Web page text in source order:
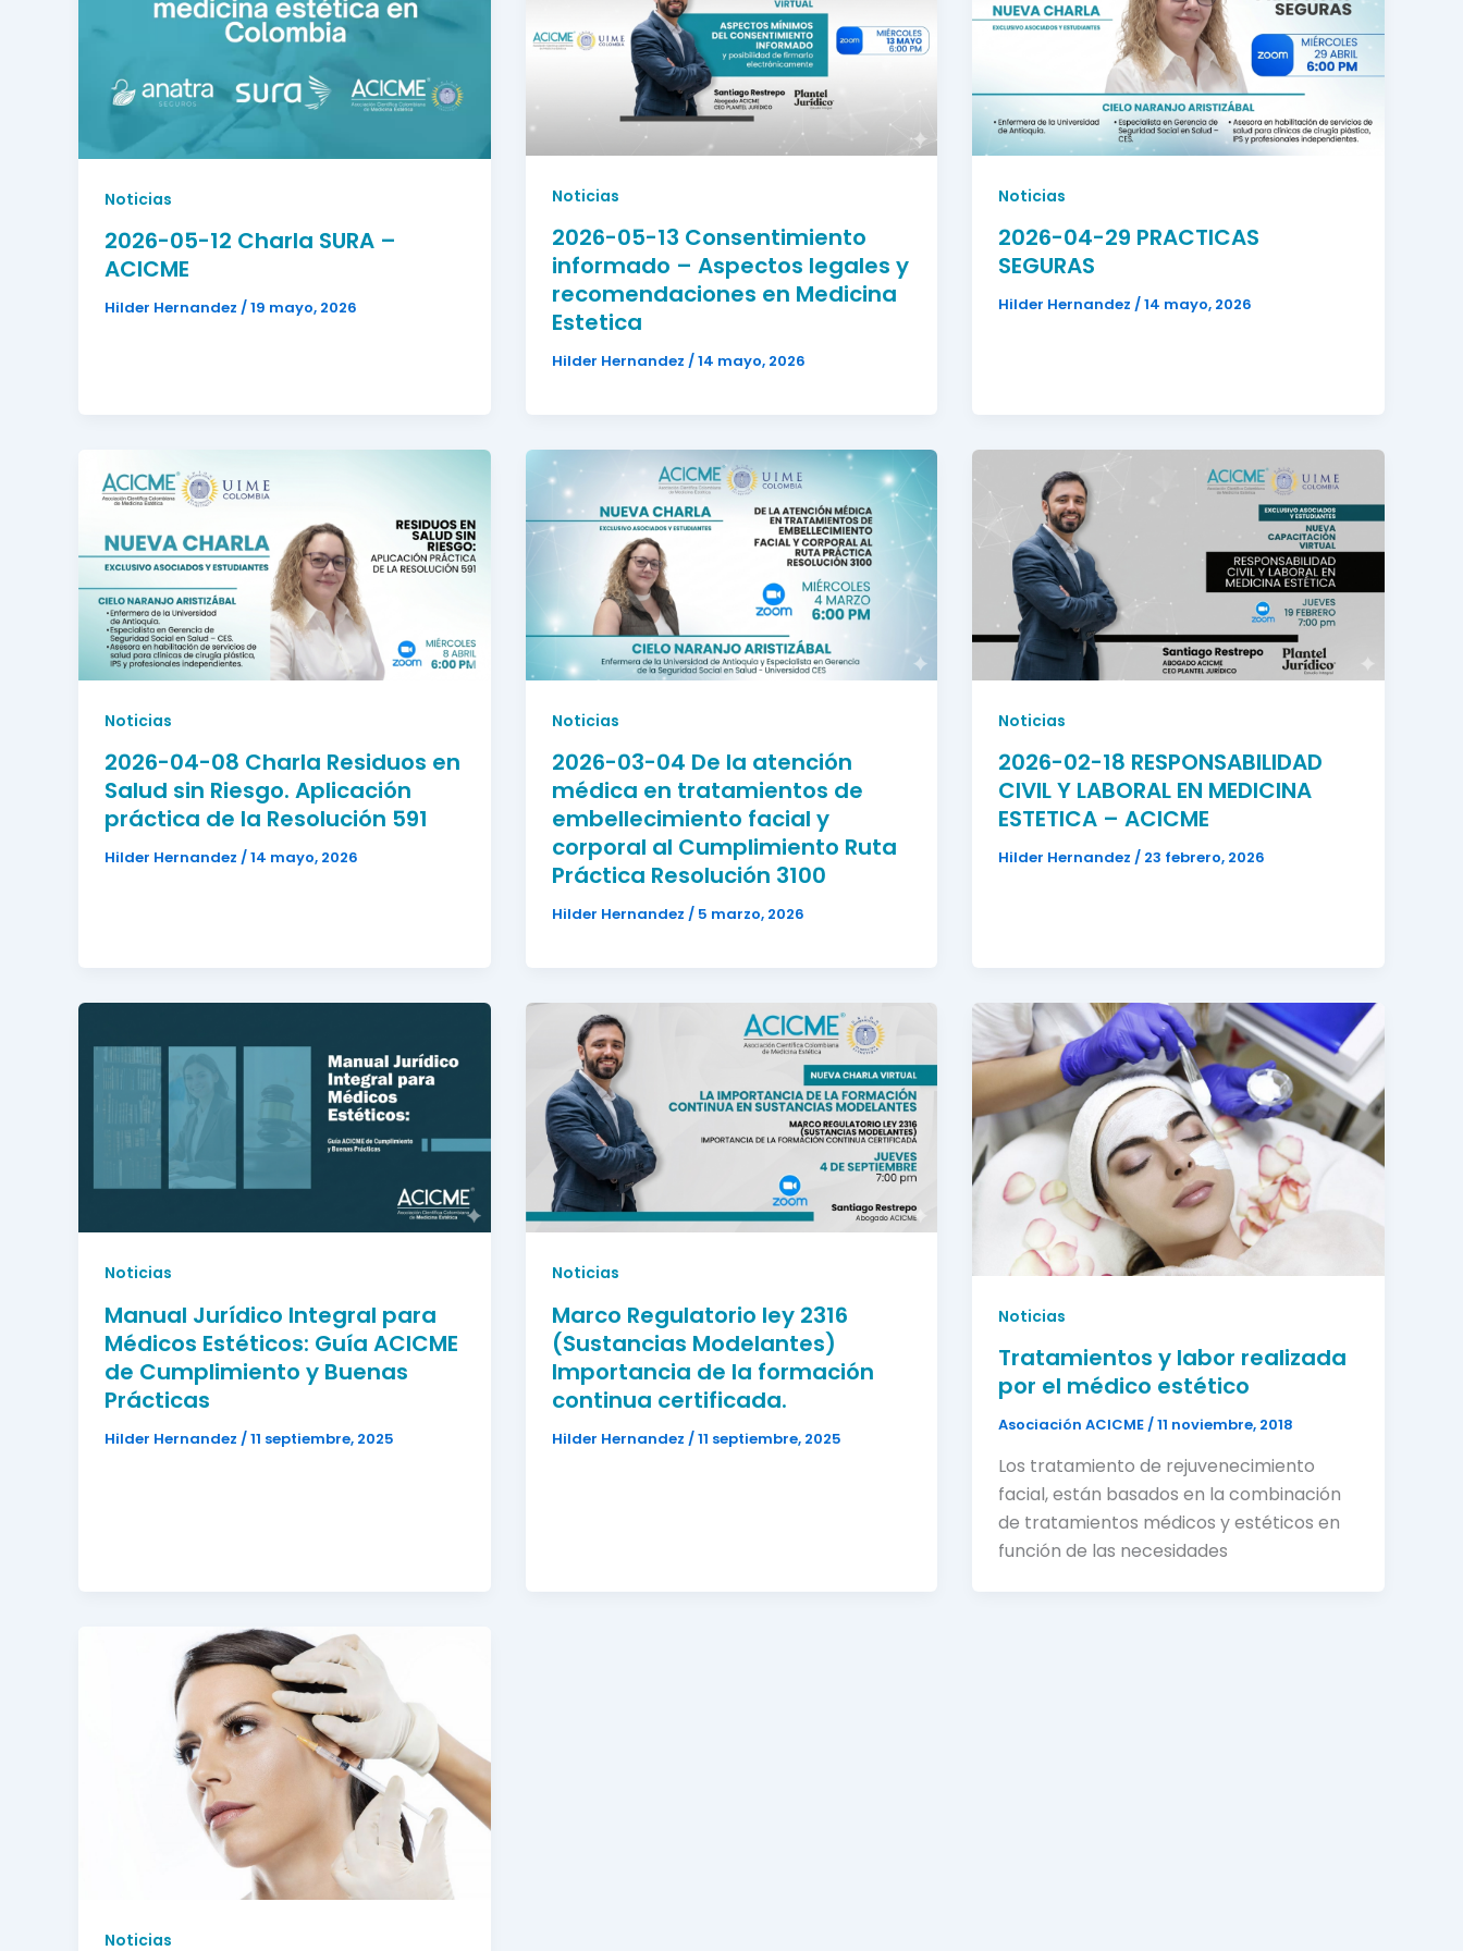
Noticias
2026-05-12 Charla SURA –
ACICME
Hilder Hernandez /19 mayo, 2026
Noticias
2026-05-13 Consentimiento
informado – Aspectos legales y
recomendaciones en Medicina
Estetica
Hilder Hernandez /14 mayo, 2026
Noticias
2026-04-29 PRACTICAS
SEGURAS
Hilder Hernandez/14 mayo, 2026
Noticias
2026-04-08 Charla Residuos en
Salud sin Riesgo. Aplicación
práctica de la Resolución 591
Hilder Hernandez /14 mayo, 2026
Noticias
2026-03-04 De la atención
médica en tratamientos de
embellecimiento facial y
corporal al Cumplimiento Ruta
Práctica Resolución 3100
Hilder Hernandez / 5 marzo, 2026
Noticias
2026-02-18 RESPONSABILIDAD
CIVIL Y LABORAL EN MEDICINA
ESTETICA – ACICME
Hilder Hernandez/ 23 febrero, 2026
Noticias
Manual Jurídico Integral para
Médicos Estéticos: Guía ACICME
de Cumplimiento y Buenas
Prácticas
Hilder Hernandez /11 septiembre, 2025
Noticias
Marco Regulatorio ley 2316
(Sustancias Modelantes)
Importancia de la formación
continua certificada.
Hilder Hernandez /11 septiembre, 2025
Noticias
Tratamientos y labor realizada
por el médico estético
Asociación ACICME/11 noviembre, 2018
Los tratamiento de rejuvenecimiento
facial, están basados en la combinación
de tratamientos médicos y estéticos en
función de las necesidades
Noticias